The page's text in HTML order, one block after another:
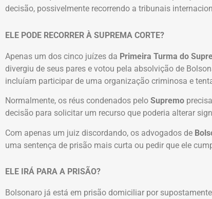
decisão, possivelmente recorrendo a tribunais
ELE PODE RECORRER À SUPREMA CORTE?
Apenas um dos cinco juízes da Primeira Turma do
divergiu de seus pares e votou pela absolvição de
incluíam participar de uma organização criminosa e
Normalmente, os réus condenados pelo Supremo
decisão para solicitar um recurso que poderia alterar
Com apenas um juiz discordando, os advogados de
uma sentença de prisão mais curta ou pedir que ele
ELE IRÁ PARA A PRISÃO?
Bolsonaro já está em prisão domiciliar por